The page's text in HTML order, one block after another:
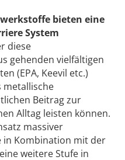
bieten eine
System
diese
gehenden vielfältigen
(EPA, Keevil etc.)
metallische
Beitrag zur
Alltag leisten können.
massiver
in Kombination mit der
weitere Stufe in